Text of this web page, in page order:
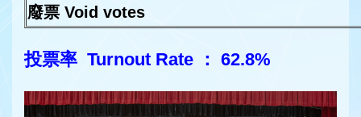
廢票 Void votes
投票率 Turnout Rate ： 62.8%